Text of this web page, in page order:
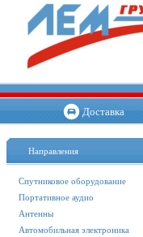
Доставка
Направления
Спутниковое оборудование
Портативное аудио
Антенны
Автомобильная электроника